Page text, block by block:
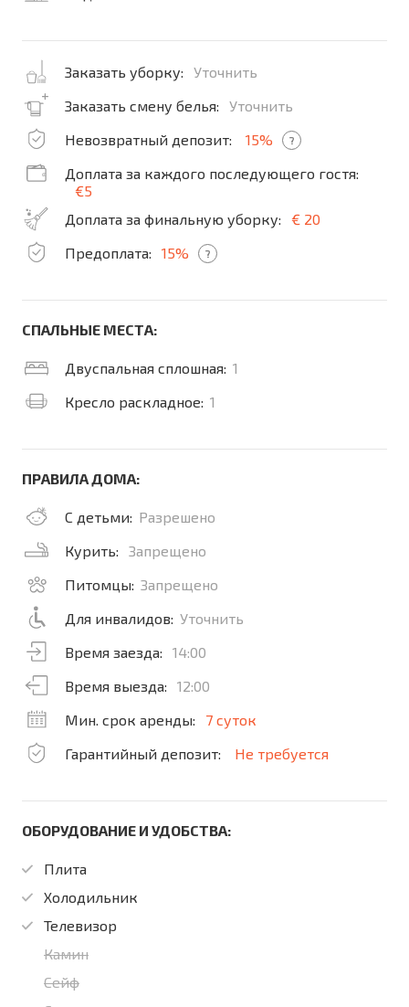
Заказать уборку:
Уточнить
Заказать смену белья:
Уточнить
Невозвратный депозит:
15% ?
Доплата за каждого последующего гостя:
€5
Доплата за финальную уборку:
€ 20
Предоплата:
15% ?
СПАЛЬНЫЕ МЕСТА:
Двуспальная сплошная: 1
Кресло раскладное: 1
ПРАВИЛА ДОМА:
С детьми: Разрешено
Курить:
Запрещено
Питомцы: Запрещено
Для инвалидов: Уточнить
Время заезда:
14:00
Время выезда:
12:00
Мин. срок аренды:
7 суток
Гарантийный депозит:
Не требуется
ОБОРУДОВАНИЕ И УДОБСТВА:
Плита
Холодильник
Телевизор
Камин
Сейф